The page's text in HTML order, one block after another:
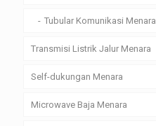
Tubular Komunikasi Menara
Transmisi Listrik Jalur Menara
Self-dukungan Menara
Microwave Baja Menara